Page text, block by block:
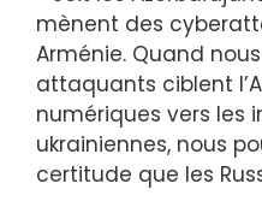
mènent des
Arménie. Quand
attaquants ciblent
numériques vers les
ukrainiennes, nous
certitude que les